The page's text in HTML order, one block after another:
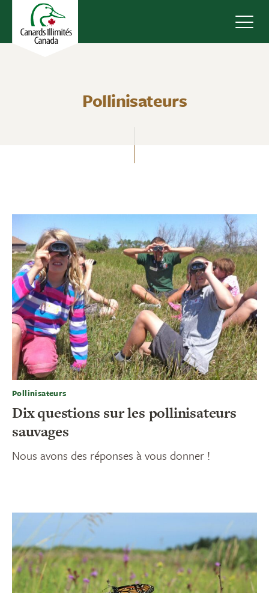
Pollinisateurs
Pollinisateurs
Dix questions sur les pollinisateurs
sauvages
Nous avons des réponses à vous donner !